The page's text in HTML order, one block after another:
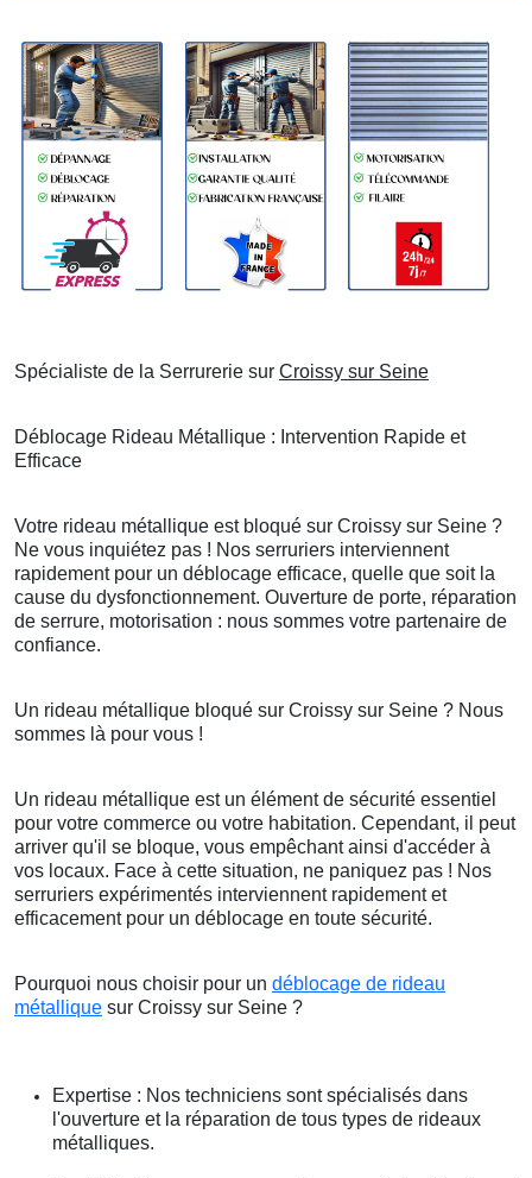
Spécialiste de la Serrurerie sur Croissy sur Seine
Déblocage Rideau Métallique : Intervention Rapide et
Efficace
Votre rideau métallique est bloqué sur Croissy sur Seine ?
Ne vous inquiétez pas ! Nos serruriers interviennent
rapidement pour un déblocage efficace, quelle que soit la
cause du dysfonctionnement. Ouverture de porte, réparation
de serrure, motorisation : nous sommes votre partenaire de
confiance.
Un rideau métallique bloqué sur Croissy sur Seine ? Nous
sommes là pour vous !
Un rideau métallique est un élément de sécurité essentiel
pour votre commerce ou votre habitation. Cependant, il peut
arriver qu'il se bloque, vous empêchant ainsi d'accéder à
vos locaux. Face à cette situation, ne paniquez pas ! Nos
serruriers expérimentés interviennent rapidement et
efficacement pour un déblocage en toute sécurité.
Pourquoi nous choisir pour un déblocage de rideau
métallique sur Croissy sur Seine ?
Expertise : Nos techniciens sont spécialisés dans
l'ouverture et la réparation de tous types de rideaux
métalliques.